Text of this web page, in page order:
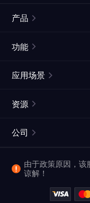
产品
静态住宅代理
网页抓取 API
视频下载 API
功能
ISP代理
ProxySite
应用场景
市场研究
爬行和索引
查看全部使用场景
资源
常见问题解答
位置
公司
企业服务
反洗钱合规计划
由于政策原因，该
谅解！